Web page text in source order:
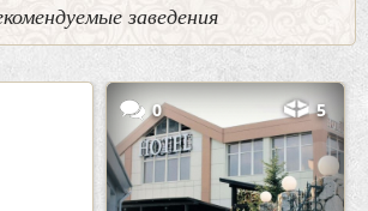
заведения
0 5